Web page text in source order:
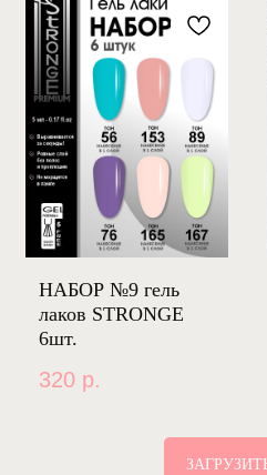
НАБОР №9 гель
лаков STRONGE
6шт.
320 р.